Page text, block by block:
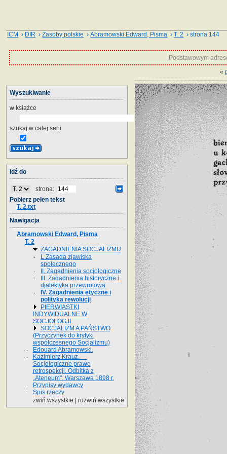
ICM › DIR ›Zasoby polskie ›Abramowski Edward, Pisma ›T. 2 › strona 144
Podstawowym
«
Wyszukiwanie
w książce
szukaj w całej serii
Idź do
strona:
Pobierz pełen tekst
T. 2.txt
Nawigacja
Abramowski Edward, Pisma
T. 2
ZAGADNIENIA SOCJALIZMU
L Zasada zjawiska
społecznego
II. Zagadnienia socjologiczne
III. Zagadnienia historyczne i
djalektyka przewrotowa
IV. Zagadnienia etyczne i
polityka rewolucji
PIERWIASTKI
INDYWIDUALNE W
SOCJOLOGJI
SOCJALIZM A PAŃSTWO
(Przyczynek do krytyki
współczesnego Socjalizmu)
Edouard Abramowski.
Kazimierz Krauz. —
Socjologiczne prawo
retrospekcji. Odbitka z
„Ateneum". Warszawa 1898 r.
Przypisy wydawcy
Spis rzeczy
zwiń wszystkie | rozwiń wszystkie